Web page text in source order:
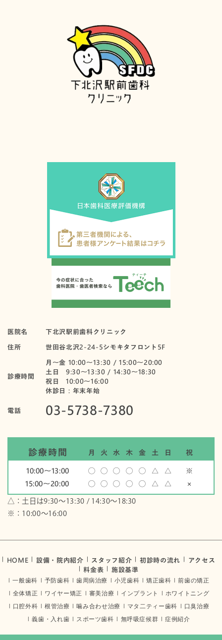
医院名
下北沢駅前歯科クリニック
住所
世田谷北沢2-24-5シモキタフロント5F
診療時間
月〜金 10:00～13:30 / 15:00～20:00
土日 9:30～13:30 / 14:30～18:30
祝日 10:00〜16:00
休診日：年末年始
電話 03-5738-7380
診療時間 月 火 水 木 金 土 日
祝
10:00〜13:00
◯ ◯ ◯ ◯ ◯ △ △
※
15:00〜20:00
◯ ◯ ◯ ◯ ◯ △ △ ×
△：土日は9:30～13:30 / 14:30～18:30
※：10:00〜16:00
HOME 設備・院内紹介 スタッフ紹介 初診時の流れ
アクセス
料金表
施設基準
一般歯科 予防歯科 歯周病治療 小児歯科 矯正歯科
前歯の矯正
全体矯正
ワイヤー矯正 審美治療 インプラント
ホワイトニング
口腔外科
根管治療 噛み合わせ治療 マタ二ティー歯科
口臭治療
義歯・入れ歯
スポーツ歯科 無呼吸症候群 症例紹介